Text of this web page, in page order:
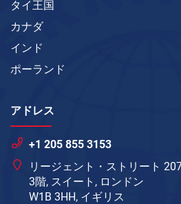
タイ王国
カナダ
インド
ポーランド
アドレス
+1 205 855 3153
リージェント・ストリート
3階, スイート, ロンドン
W1B 3HH, イギリス